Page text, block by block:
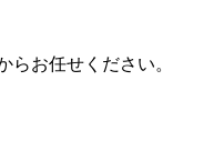
お任せください。